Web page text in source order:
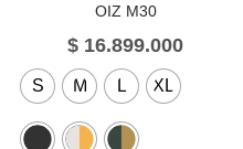
OIZ M30
$ 16.899.000
S M L XL